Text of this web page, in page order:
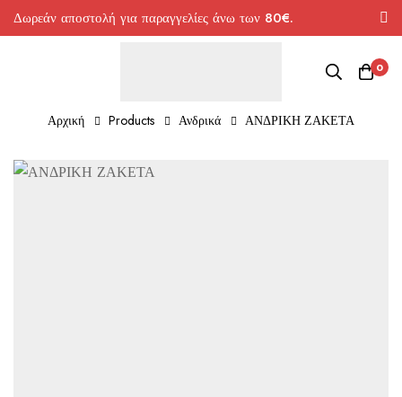
Δωρεάν αποστολή για παραγγελίες άνω των 80€.
0
Αρχική Products Ανδρικά ΑΝΔΡΙΚΗ ΖΑΚΕΤΑ